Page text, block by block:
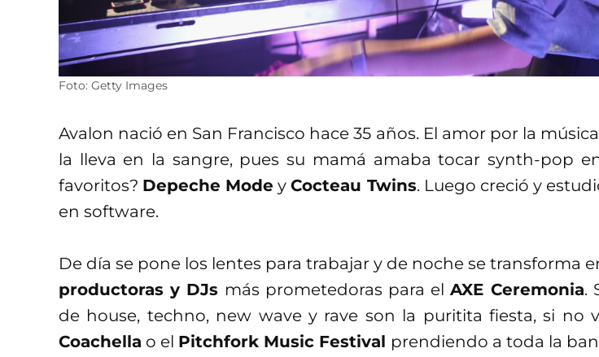
Foto: Getty Images
Avalon nació en San Francisco hace 35 años. El amor por la
la lleva en la sangre, pues su mamá amaba tocar synth-pop
favoritos? Depeche Mode yCocteau Twins. Luego creció y
en software.
De día se pone los lentes para trabajar y de noche se transforma
productoras y DJs más prometedoras para elAXE Ceremonia.
de house, techno, new wave y rave son la puritita fiesta, si no
Coachella o el Pitchfork Music Festival prendiendo a toda la